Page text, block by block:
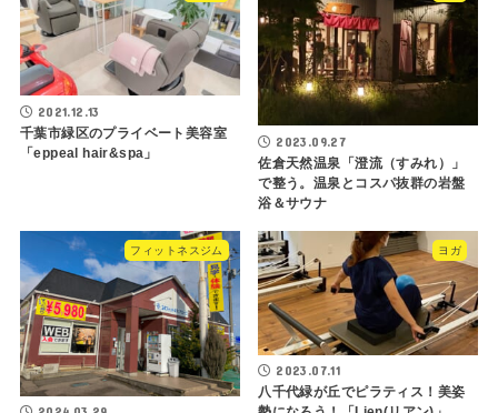
2021.12.13
千葉市緑区のプライベート美容室
「eppeal hair&spa」
2023.09.27
佐倉天然温泉「澄流（すみれ）」
で整う。温泉とコスパ抜群の岩盤
浴＆サウナ
フィットネスジム ヨガ
2023.07.11
八千代緑が丘でピラティス！美姿